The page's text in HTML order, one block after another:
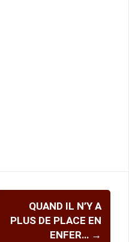
QUAND IL N’Y A
PLUS DE PLACE EN
ENFER… →